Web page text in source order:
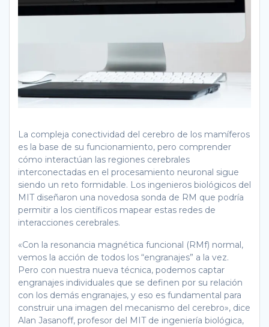
La compleja conectividad del cerebro de los mamíferos
es la base de su funcionamiento, pero comprender
cómo interactúan las regiones cerebrales
interconectadas en el procesamiento neuronal sigue
siendo un reto formidable. Los ingenieros biológicos del
MIT diseñaron una novedosa sonda de RM que podría
permitir a los científicos mapear estas redes de
interacciones cerebrales.
«Con la resonancia magnética funcional (RMf) normal,
vemos la acción de todos los “engranajes” a la vez.
Pero con nuestra nueva técnica, podemos captar
engranajes individuales que se definen por su relación
con los demás engranajes, y eso es fundamental para
construir una imagen del mecanismo del cerebro», dice
Alan Jasanoff, profesor del MIT de ingeniería biológica,